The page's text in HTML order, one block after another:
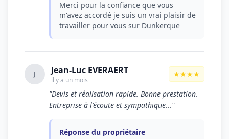
Merci pour la confiance que vous
m'avez accordé je suis un vrai plaisir de
travailler pour vous sur Dunkerque
J Jean-Luc EVERAERT
il y a un mois
★★★★
"Devis et réalisation rapide. Bonne prestation.
Entreprise à l'écoute et sympathique..."
Réponse du propriétaire